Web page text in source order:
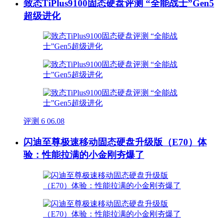
致态TiPlus9100固态硬盘评测 “全能战士”Gen5
超级进化
评测 6 06.08
闪迪至尊极速移动固态硬盘升级版（E70）体
验：性能拉满的小金刚夯爆了